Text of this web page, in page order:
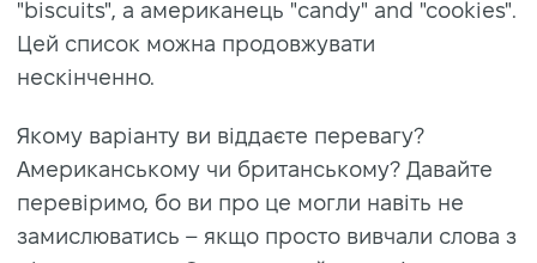
"biscuits", а американець "candy" and "cookies".
Цей список можна продовжувати
нескінченно.
Якому варіанту ви віддаєте перевагу?
Американському чи британському? Давайте
перевіримо, бо ви про це могли навіть не
замислюватись – якщо просто вивчали слова з